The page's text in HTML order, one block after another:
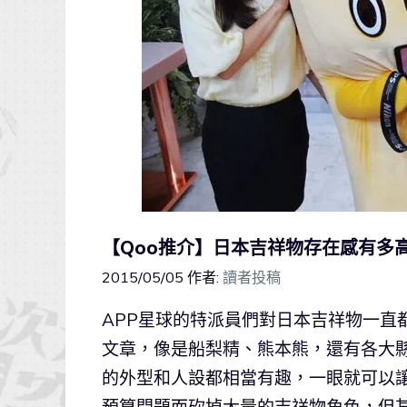
【Qoo推介】日本吉祥物存在感有
2015/05/05 作者: 讀者投稿
APP星球的特派員們對日本吉祥物一直
文章，像是船梨精、熊本熊，還有各大
的外型和人設都相當有趣，一眼就可以